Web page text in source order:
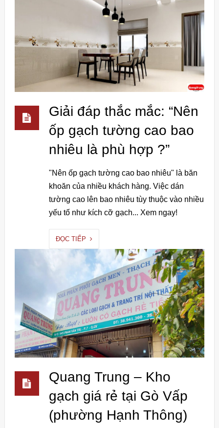
Giải đáp thắc mắc: “Nên
ốp gạch tường cao bao
nhiêu là phù hợp ?”
"Nên ốp gạch tường cao bao nhiêu" là băn
khoăn của nhiều khách hàng. Việc dán
tường cao lên bao nhiêu tùy thuộc vào nhiều
yếu tố như kích cỡ gạch... Xem ngay!
ĐỌC TIẾP
Quang Trung – Kho
gạch giá rẻ tại Gò Vấp
(phường Hạnh Thông)